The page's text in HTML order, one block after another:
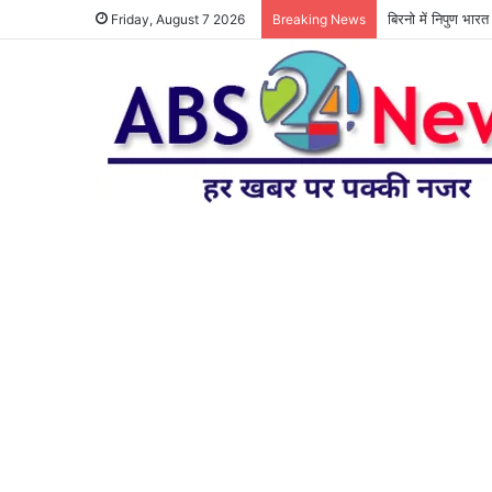
Friday, August 7 2026 Breaking News बिरनो में निपुण